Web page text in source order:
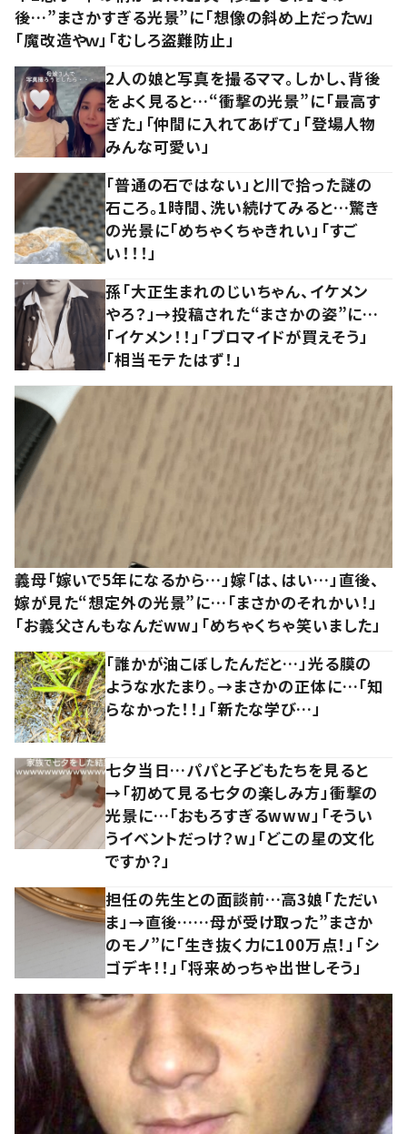
後…”まさかすぎる光景”に「想像の斜め上だったｗ」
「魔改造やｗ」「むしろ盗難防止」
2人の娘と写真を撮るママ。しかし、背後
をよく見ると…“衝撃の光景”に「最高す
ぎた」「仲間に入れてあげて」「登場人物
みんな可愛い」
「普通の石ではない」と川で拾った謎の
石ころ。1時間、洗い続けてみると…驚き
の光景に「めちゃくちゃきれい」「すご
い！！！」
孫「大正生まれのじいちゃん、イケメン
やろ？」→投稿された“まさかの姿”に…
「イケメン！！」「ブロマイドが買えそう」
「相当モテたはず！」
義母「嫁いで5年になるから…」嫁「は、はい…」直後、
嫁が見た“想定外の光景”に…「まさかのそれかい！」
「お義父さんもなんだww」「めちゃくちゃ笑いました」
「誰かが油こぼしたんだと…」光る膜の
ような水たまり。→まさかの正体に…「知
らなかった！！」「新たな学び…」
七夕当日…パパと子どもたちを見ると
→「初めて見る七夕の楽しみ方」衝撃の
光景に…「おもろすぎるwww」「そうい
うイベントだっけ？w」「どこの星の文化
ですか？」
担任の先生との面談前…高3娘「ただい
ま」→直後……母が受け取った”まさか
のモノ”に「生き抜く力に100万点！」「シ
ゴデキ！！」「将来めっちゃ出世しそう」